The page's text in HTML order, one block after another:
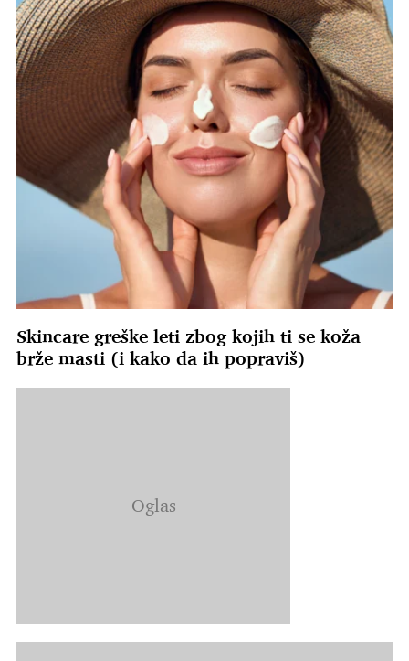
Skincare greške leti zbog kojih ti se koža
brže masti (i kako da ih popraviš)